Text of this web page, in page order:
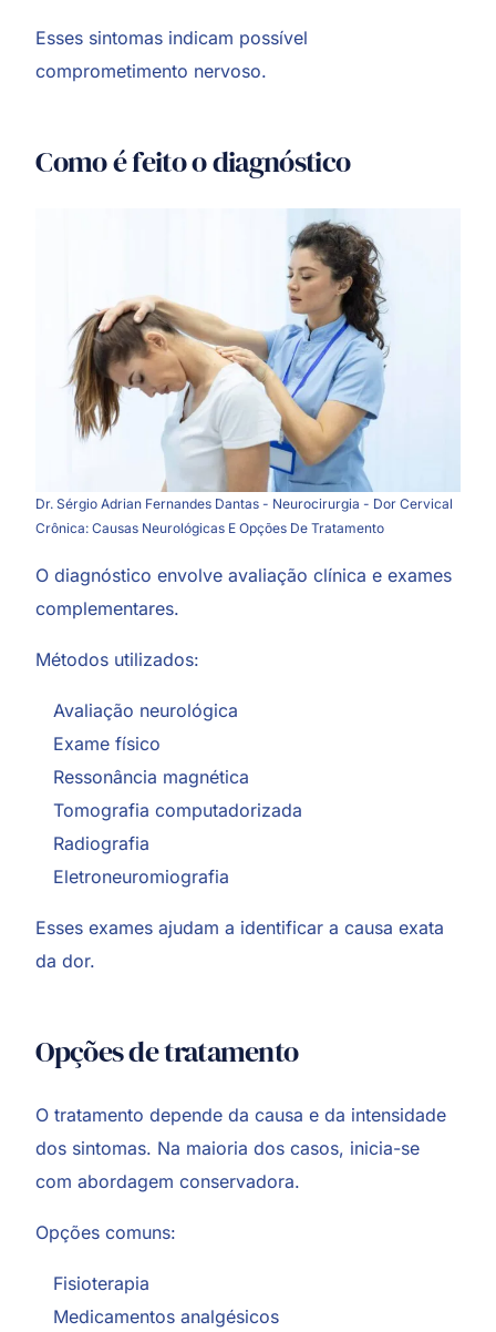
Esses sintomas indicam possível
comprometimento nervoso.
Como é feito o diagnóstico
Dr. Sérgio Adrian Fernandes Dantas - Neurocirurgia - Dor Cervical
Crônica: Causas Neurológicas E Opções De Tratamento
O diagnóstico envolve avaliação clínica e exames
complementares.
Métodos utilizados:
Avaliação neurológica
Exame físico
Ressonância magnética
Tomografia computadorizada
Radiografia
Eletroneuromiografia
Esses exames ajudam a identificar a causa exata
da dor.
Opções de tratamento
O tratamento depende da causa e da intensidade
dos sintomas. Na maioria dos casos, inicia-se
com abordagem conservadora.
Opções comuns:
Fisioterapia
Medicamentos analgésicos